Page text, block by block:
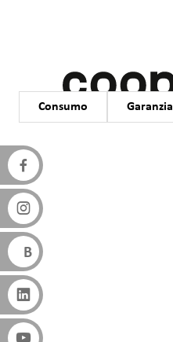
Categoria
Consumo Garanzia